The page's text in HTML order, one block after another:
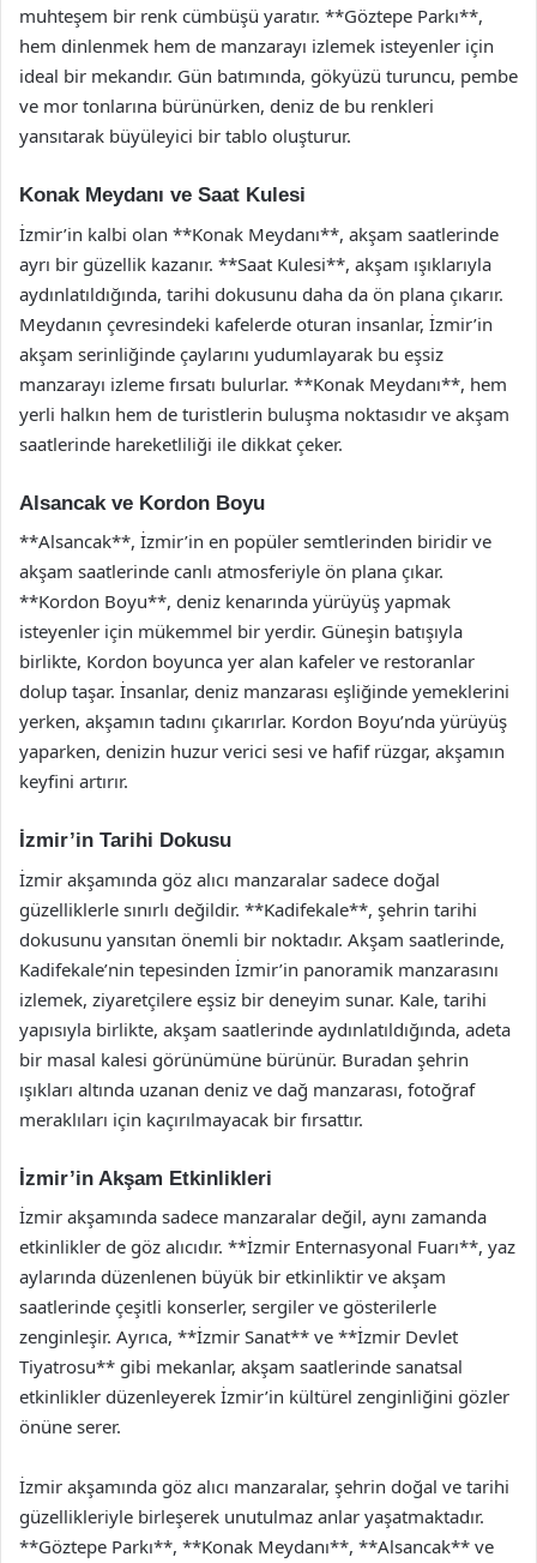
muhteşem bir renk cümbüşü yaratır. **Göztepe Parkı**,
hem dinlenmek hem de manzarayı izlemek isteyenler için
ideal bir mekandır. Gün batımında, gökyüzü turuncu, pembe
ve mor tonlarına bürünürken, deniz de bu renkleri
yansıtarak büyüleyici bir tablo oluşturur.
Konak Meydanı ve Saat Kulesi
İzmir’in kalbi olan **Konak Meydanı**, akşam saatlerinde
ayrı bir güzellik kazanır. **Saat Kulesi**, akşam ışıklarıyla
aydınlatıldığında, tarihi dokusunu daha da ön plana çıkarır.
Meydanın çevresindeki kafelerde oturan insanlar, İzmir’in
akşam serinliğinde çaylarını yudumlayarak bu eşsiz
manzarayı izleme fırsatı bulurlar. **Konak Meydanı**, hem
yerli halkın hem de turistlerin buluşma noktasıdır ve akşam
saatlerinde hareketliliği ile dikkat çeker.
Alsancak ve Kordon Boyu
**Alsancak**, İzmir’in en popüler semtlerinden biridir ve
akşam saatlerinde canlı atmosferiyle ön plana çıkar.
**Kordon Boyu**, deniz kenarında yürüyüş yapmak
isteyenler için mükemmel bir yerdir. Güneşin batışıyla
birlikte, Kordon boyunca yer alan kafeler ve restoranlar
dolup taşar. İnsanlar, deniz manzarası eşliğinde yemeklerini
yerken, akşamın tadını çıkarırlar. Kordon Boyu’nda yürüyüş
yaparken, denizin huzur verici sesi ve hafif rüzgar, akşamın
keyfini artırır.
İzmir’in Tarihi Dokusu
İzmir akşamında göz alıcı manzaralar sadece doğal
güzelliklerle sınırlı değildir. **Kadifekale**, şehrin tarihi
dokusunu yansıtan önemli bir noktadır. Akşam saatlerinde,
Kadifekale’nin tepesinden İzmir’in panoramik manzarasını
izlemek, ziyaretçilere eşsiz bir deneyim sunar. Kale, tarihi
yapısıyla birlikte, akşam saatlerinde aydınlatıldığında, adeta
bir masal kalesi görünümüne bürünür. Buradan şehrin
ışıkları altında uzanan deniz ve dağ manzarası, fotoğraf
meraklıları için kaçırılmayacak bir fırsattır.
İzmir’in Akşam Etkinlikleri
İzmir akşamında sadece manzaralar değil, aynı zamanda
etkinlikler de göz alıcıdır. **İzmir Enternasyonal Fuarı**, yaz
aylarında düzenlenen büyük bir etkinliktir ve akşam
saatlerinde çeşitli konserler, sergiler ve gösterilerle
zenginleşir. Ayrıca, **İzmir Sanat** ve **İzmir Devlet
Tiyatrosu** gibi mekanlar, akşam saatlerinde sanatsal
etkinlikler düzenleyerek İzmir’in kültürel zenginliğini gözler
önüne serer.
İzmir akşamında göz alıcı manzaralar, şehrin doğal ve tarihi
güzellikleriyle birleşerek unutulmaz anlar yaşatmaktadır.
**Göztepe Parkı**, **Konak Meydanı**, **Alsancak** ve